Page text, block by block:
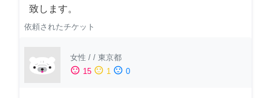
致します。
依頼されたチケット
女性 / / 東京都
sentiment_satisfied 15 sentiment_neutral 1 sentiment_dissatisfied 0